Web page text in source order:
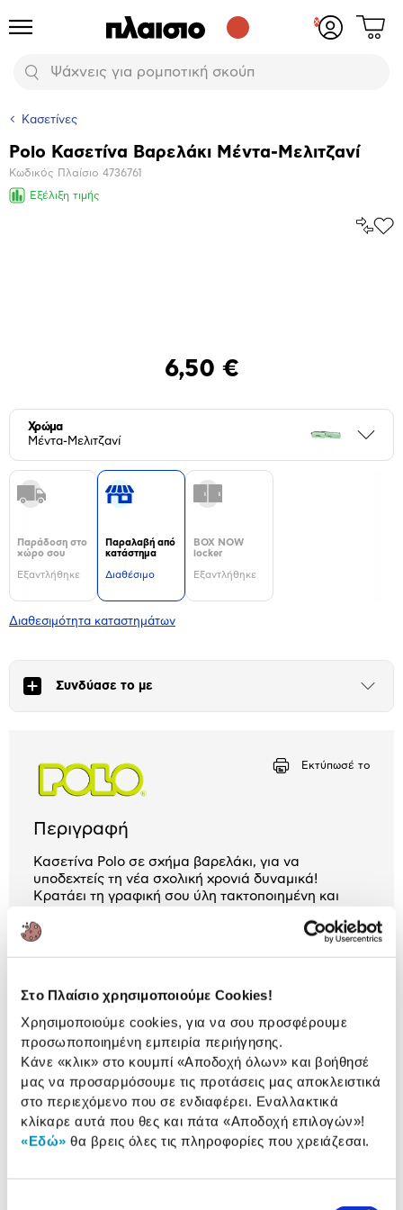
Στο Πλαίσιο χρησιμοποιούμε Cookies!
Χρησιμοποιούμε cookies, για να σου προσφέρουμε
προσωποποιημένη εμπειρία περιήγησης.
Κάνε «κλικ» στο κουμπί «Αποδοχή όλων» και βοήθησέ
μας να προσαρμόσουμε τις προτάσεις μας αποκλειστικά
στο περιεχόμενο που σε ενδιαφέρει. Εναλλακτικά
κλίκαρε αυτά που θες και πάτα «Αποδοχή επιλογών»!
«Εδώ» θα βρεις όλες τις πληροφορίες που χρειάζεσαι.
Προϊόντα
Αναζήτηση
Δες
Κασετίνες
Βασικά
χαρακτηριστικά
Polo Κασετίνα Βαρελάκι Μέντα-Μελιτζανί
Κωδικός Πλαίσιο 4736761
Εξέλιξη τιμής
6,50 €
Χρώμα
Μέντα-Μελιτζανί
Παράδοση στο
χώρο σου
Εξαντλήθηκε
Παραλαβή από
κατάστημα
Διαθέσιμο
BOX NOW
locker
Εξαντλήθηκε
Διαθεσιμότητα καταστημάτων
Συνδύασε το με
Άνοιξε
Εκτύπωσέ το
Περιγραφή
Κασετίνα Polo σε σχήμα βαρελάκι, για να
υποδεχτείς τη νέα σχολική χρονιά δυναμικά!
Κρατάει τη γραφική σου ύλη τακτοποιημένη και
Διάσταση
Αναλυτική
παρουσίαση
Αναλυτική παρουσίαση
Προδιαγραφές
Χαρακτηριστικά